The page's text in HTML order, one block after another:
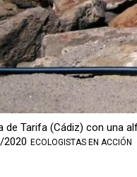
de Tarifa (Cádiz) con una
2020 ECOLOGISTAS EN ACCIÓN